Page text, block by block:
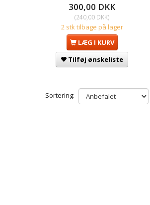
300,00 DKK
(240,00 DKK)
2 stk tilbage på lager
LÆG I KURV
Tilføj ønskeliste
Sortering: